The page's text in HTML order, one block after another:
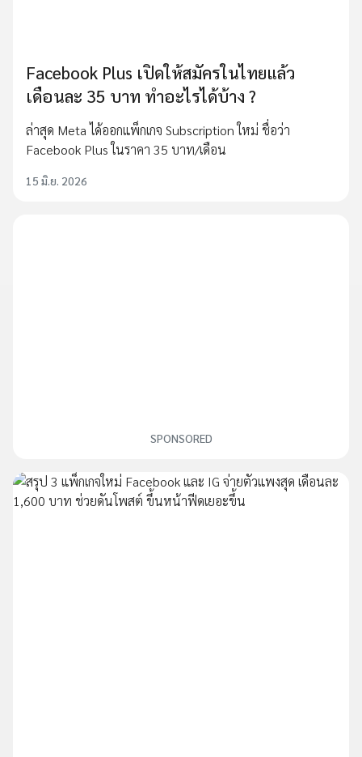
Facebook Plus เปิดให้สมัครในไทยแล้ว
เดือนละ 35 บาท ทำอะไรได้บ้าง ?
ล่าสุด Meta ได้ออกแพ็กเกจ Subscription ใหม่ ชื่อว่า
Facebook Plus ในราคา 35 บาท/เดือน
15 มิ.ย. 2026
SPONSORED